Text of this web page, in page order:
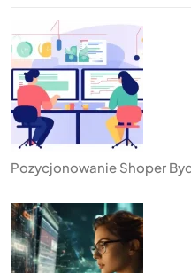
Pozycjonowanie Shoper